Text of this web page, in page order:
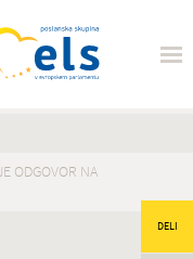
ODGOVOR NA
DELI